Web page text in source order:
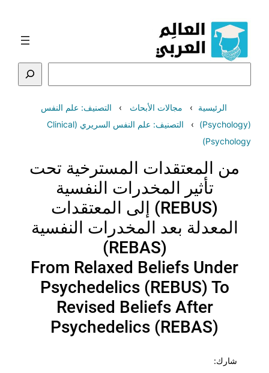
المحتوى
الرئيسية مجالات الأبحاث
التصنيف: علم النفس
(Psychology)
التصنيف: علم النفس السريري (Clinical
Psychology)
من المعتقدات المسترخية تحت
تأثير المخدرات النفسية
(REBUS) إلى المعتقدات
المعدلة بعد المخدرات النفسية
(REBAS)
From Relaxed Beliefs Under
Psychedelics (REBUS) To
Revised Beliefs After
Psychedelics (REBAS)
شارك: